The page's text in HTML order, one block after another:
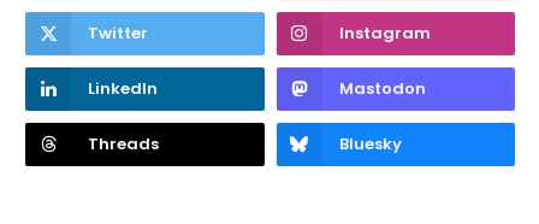
Twitter Instagram
LinkedIn Mastodon
Threads Bluesky